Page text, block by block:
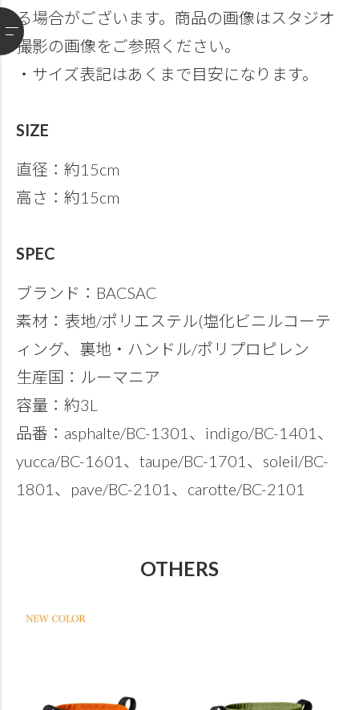
る場合がございます。商品の画像はスタジオ
撮影の画像をご参照ください。
・サイズ表記はあくまで目安になります。
SIZE
直径：約15cm
高さ：約15cm
SPEC
ブランド：BACSAC
素材：表地/ポリエステル(塩化ビニルコーテ
ィング、裏地・ハンドル/ポリプロピレン
生産国：ルーマニア
容量：約3L
品番：asphalte/BC-1301、indigo/BC-1401、
yucca/BC-1601、taupe/BC-1701、soleil/BC-
1801、pave/BC-2101、carotte/BC-2101
OTHERS